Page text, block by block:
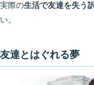
実際の生活で友達を失う
い。
友達とはぐれる夢